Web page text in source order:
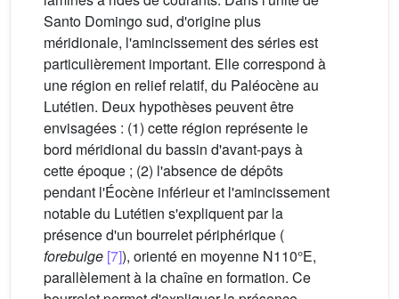
Santo Domingo sud, d'origine plus
méridionale, l'amincissement des séries est
particulièrement important. Elle correspond à
une région en relief relatif, du Paléocène au
Lutétien. Deux hypothèses peuvent être
envisagées : (1) cette région représente le
bord méridional du bassin d'avant-pays à
cette époque ; (2) l'absence de dépôts
pendant l'Éocène inférieur et l'amincissement
notable du Lutétien s'expliquent par la
présence d'un bourrelet périphérique (
forebulge [7]), orienté en moyenne N110°E,
parallèlement à la chaîne en formation. Ce